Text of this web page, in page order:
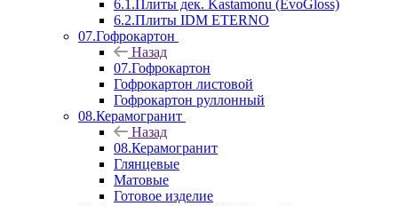
6.1.Плиты дек. Kastamonu (EvoGloss)
6.2.Плиты IDM ETERNO
07.Гофрокартон
Назад
07.Гофрокартон
Гофрокартон листовой
Гофрокартон руллонный
08.Керамогранит
Назад
08.Керамогранит
Глянцевые
Матовые
Готовое изделие